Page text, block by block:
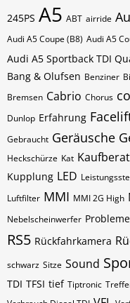
245PS A5 ABT airride
Audi A5 Coupe (B8) Audi A5
Audi A5 Sportback TDI
Bang & Olufsen Benziner
Bremsen Cabrio Chorus
Dunlop Erfahrung
Gebraucht Geräusche
Heckschürze Kat
Kupplung LED
Luftfilter MMI MMI 2G High
Nebelscheinwerfer Probleme
RS5 Rückfahrkamera
schwarz Sitze Sound
TDI TFSI tief Tiptronic